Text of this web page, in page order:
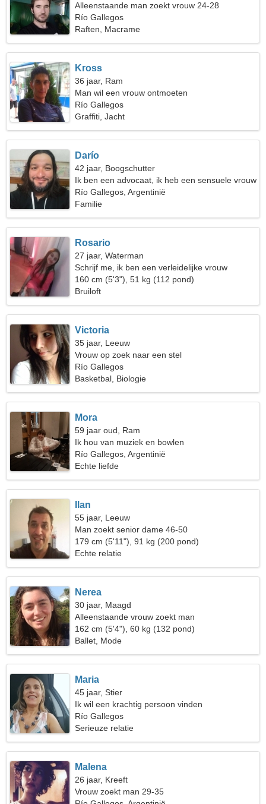
Alleenstaande man zoekt vrouw 24-28
Río Gallegos
Raften, Macrame
Kross
36 jaar, Ram
Man wil een vrouw ontmoeten
Río Gallegos
Graffiti, Jacht
Darío
42 jaar, Boogschutter
Ik ben een advocaat, ik heb een sensuele vrouw
nodig
Río Gallegos, Argentinië
Familie
Rosario
27 jaar, Waterman
Schrijf me, ik ben een verleidelijke vrouw
160 cm (5'3"), 51 kg (112 pond)
Bruiloft
Victoria
35 jaar, Leeuw
Vrouw op zoek naar een stel
Río Gallegos
Basketbal, Biologie
Mora
59 jaar oud, Ram
Ik hou van muziek en bowlen
Río Gallegos, Argentinië
Echte liefde
Ilan
55 jaar, Leeuw
Man zoekt senior dame 46-50
179 cm (5'11"), 91 kg (200 pond)
Echte relatie
Nerea
30 jaar, Maagd
Alleenstaande vrouw zoekt man
162 cm (5'4"), 60 kg (132 pond)
Ballet, Mode
Maria
45 jaar, Stier
Ik wil een krachtig persoon vinden
Río Gallegos
Serieuze relatie
Malena
26 jaar, Kreeft
Vrouw zoekt man 29-35